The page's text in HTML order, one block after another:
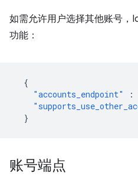
如需允许用户选择其他账号，
功能：
{
"accounts_endpoint"
:
}
账号端点